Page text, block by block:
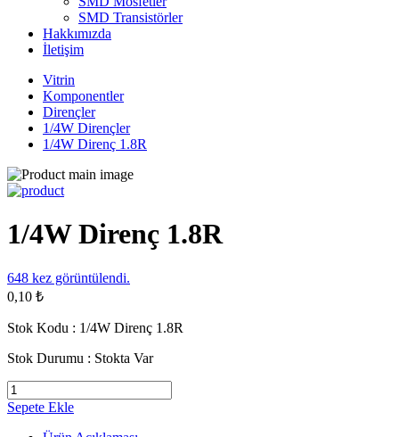
SMD Transistörler
Hakkımızda
İletişim
Vitrin
Komponentler
Dirençler
1/4W Dirençler
1/4W Direnç 1.8R
1/4W Direnç 1.8R
648 kez görüntülendi.
0,10 ₺
Stok Kodu : 1/4W Direnç 1.8R
Stok Durumu : Stokta Var
Sepete Ekle